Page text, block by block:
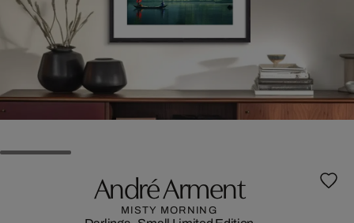
André Arment
MISTY MORNING